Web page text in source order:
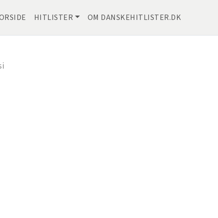
HITLISTER OM DANSKEHITLISTER.DK